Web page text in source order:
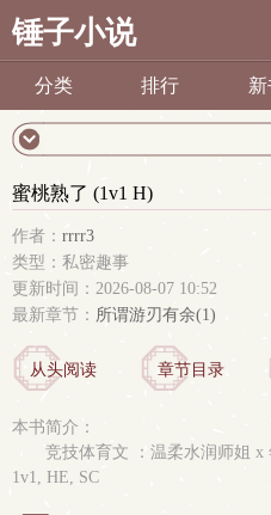
锤子小说
分类 排行 新
蜜桃熟了 (1v1 H)
作者： rrrr3
类型：私密趣事
更新时间：2026-08-07 10:52
最新章节： 所谓游刃有余(1)
从头阅读 章节目录
本书简介：
竞技体育文 ：温柔水润师姐 x
1v1, HE, SC